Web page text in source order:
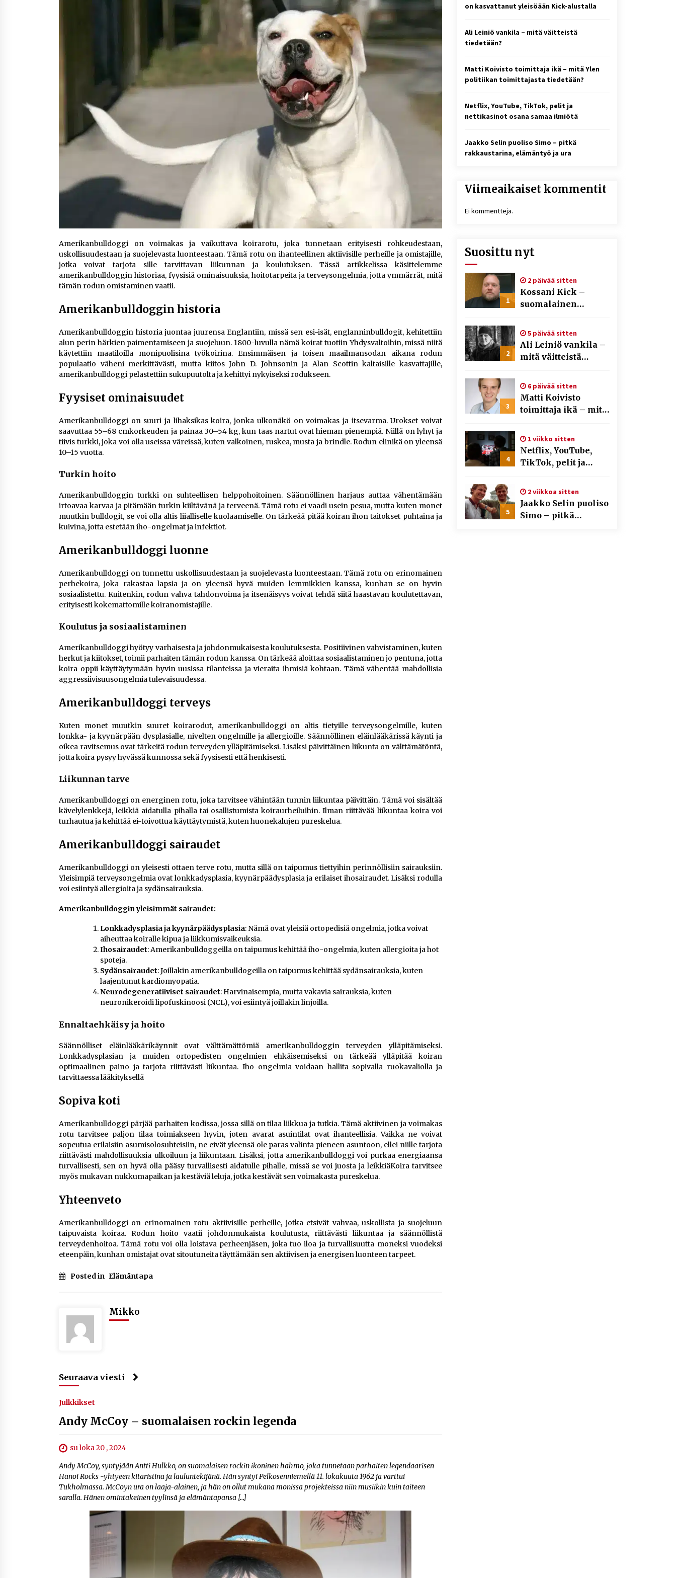
2 viikkoa sitten
Nina Rung – rikollisuuden tutkija ja
2 viikkoa sitten
Pia Töyli – tapaus, joka jäi osaksi
Suomen rikoshistoriaa
3 viikkoa sitten
mobiilipelialustojen kehitys –
Uutisankkuri Jan Andersson vaimo
4 viikkoa sitten
Pamela Anderson ikä, ura ja elämä
4 viikkoa sitten
10 euron talletuskasinot ja
pikamaksut: mitä suomalaisten
Amerikanbulldoggi on voimakas ja vaikuttava koirarotu, joka tunnetaan erityisesti rohkeudestaan,
uskollisuudestaan ja suojelevasta luonteestaan. Tämä rotu on ihanteellinen aktiivisille perheille ja omistajille,
jotka voivat tarjota sille tarvittavan liikunnan ja koulutuksen. Tässä artikkelissa käsittelemme
amerikanbulldoggin historiaa, fyysisiä ominaisuuksia, hoitotarpeita ja terveysongelmia, jotta ymmärrät, mitä
tämän rodun omistaminen vaatii.
Amerikanbulldoggin historia
Amerikanbulldoggin historia juontaa juurensa Englantiin, missä sen esi-isät, englanninbulldogit, kehitettiin
alun perin härkien paimentamiseen ja suojeluun. 1800-luvulla nämä koirat tuotiin Yhdysvaltoihin, missä niitä
käytettiin maatiloilla monipuolisina työkoirina. Ensimmäisen ja toisen maailmansodan aikana rodun
populaatio väheni merkittävästi, mutta kiitos John D. Johnsonin ja Alan Scottin kaltaisille kasvattajille,
amerikanbulldoggi pelastettiin sukupuutolta ja kehittyi nykyiseksi rodukseen​.
Fyysiset ominaisuudet
Amerikanbulldoggi on suuri ja lihaksikas koira, jonka ulkonäkö on voimakas ja itsevarma. Urokset voivat
saavuttaa 55–68 cmkorkeuden ja painaa 30–54 kg, kun taas nartut ovat hieman pienempiä. Niillä on lyhyt ja
tiivis turkki, joka voi olla useissa väreissä, kuten valkoinen, ruskea, musta ja brindle. Rodun elinikä on yleensä
10–15 vuotta​.
Turkin hoito
Amerikanbulldoggin turkki on suhteellisen helppohoitoinen. Säännöllinen harjaus auttaa vähentämään
irtoavaa karvaa ja pitämään turkin kiiltävänä ja terveenä. Tämä rotu ei vaadi usein pesua, mutta kuten monet
muutkin bulldogit, se voi olla altis liialliselle kuolaamiselle. On tärkeää pitää koiran ihon taitokset puhtaina ja
kuivina, jotta estetään iho-ongelmat ja infektiot​.
Amerikanbulldoggi luonne
Amerikanbulldoggi on tunnettu uskollisuudestaan ja suojelevasta luonteestaan. Tämä rotu on erinomainen
perhekoira, joka rakastaa lapsia ja on yleensä hyvä muiden lemmikkien kanssa, kunhan se on hyvin
sosiaalistettu. Kuitenkin, rodun vahva tahdonvoima ja itsenäisyys voivat tehdä siitä haastavan koulutettavan,
erityisesti kokemattomille koiranomistajille​.
Koulutus ja sosiaalistaminen
Amerikanbulldoggi hyötyy varhaisesta ja johdonmukaisesta koulutuksesta. Positiivinen vahvistaminen, kuten
herkut ja kiitokset, toimii parhaiten tämän rodun kanssa. On tärkeää aloittaa sosiaalistaminen jo pentuna, jotta
koira oppii käyttäytymään hyvin uusissa tilanteissa ja vieraita ihmisiä kohtaan. Tämä vähentää mahdollisia
aggressiivisuusongelmia tulevaisuudessa​.
Amerikanbulldoggi terveys
Kuten monet muutkin suuret koirarodut, amerikanbulldoggi on altis tietyille terveysongelmille, kuten
lonkka- ja kyynärpään dysplasialle, nivelten ongelmille ja allergioille. Säännöllinen eläinlääkärissä käynti ja
oikea ravitsemus ovat tärkeitä rodun terveyden ylläpitämiseksi. Lisäksi päivittäinen liikunta on välttämätöntä,
jotta koira pysyy hyvässä kunnossa sekä fyysisesti että henkisesti​.
Liikunnan tarve
Amerikanbulldoggi on energinen rotu, joka tarvitsee vähintään tunnin liikuntaa päivittäin. Tämä voi sisältää
kävelylenkkejä, leikkiä aidatulla pihalla tai osallistumista koiraurheiluihin. Ilman riittävää liikuntaa koira voi
turhautua ja kehittää ei-toivottua käyttäytymistä, kuten huonekalujen pureskelua​.
Amerikanbulldoggi sairaudet
Amerikanbulldoggi on yleisesti ottaen terve rotu, mutta sillä on taipumus tiettyihin perinnöllisiin sairauksiin.
Yleisimpiä terveysongelmia ovat lonkkadysplasia, kyynärpäädysplasia ja erilaiset ihosairaudet. Lisäksi rodulla
voi esiintyä allergioita ja sydänsairauksia​.
Amerikanbulldoggin yleisimmät sairaudet:
Lonkkadysplasia ja kyynärpäädysplasia: Nämä ovat yleisiä ortopedisiä ongelmia, jotka voivat
aiheuttaa koiralle kipua ja liikkumisvaikeuksia.
Ihosairaudet: Amerikanbulldoggeilla on taipumus kehittää iho-ongelmia, kuten allergioita ja hot
spoteja.
Sydänsairaudet: Joillakin amerikanbulldogeilla on taipumus kehittää sydänsairauksia, kuten
laajentunut kardiomyopatia.
Neurodegeneratiiviset sairaudet: Harvinaisempia, mutta vakavia sairauksia, kuten
neuronikeroidi lipofuskinoosi (NCL), voi esiintyä joillakin linjoilla.
Ennaltaehkäisy ja hoito
Säännölliset eläinlääkärikäynnit ovat välttämättömiä amerikanbulldoggin terveyden ylläpitämiseksi.
Lonkkadysplasian ja muiden ortopedisten ongelmien ehkäisemiseksi on tärkeää ylläpitää koiran
optimaalinen paino ja tarjota riittävästi liikuntaa. Iho-ongelmia voidaan hallita sopivalla ruokavaliolla ja
tarvittaessa lääkityksellä
Sopiva koti
Amerikanbulldoggi pärjää parhaiten kodissa, jossa sillä on tilaa liikkua ja tutkia. Tämä aktiivinen ja voimakas
rotu tarvitsee paljon tilaa toimiakseen hyvin, joten avarat asuintilat ovat ihanteellisia. Vaikka ne voivat
sopeutua erilaisiin asumisolosuhteisiin, ne eivät yleensä ole paras valinta pieneen asuntoon, ellei niille tarjota
riittävästi mahdollisuuksia ulkoiluun ja liikuntaan. Lisäksi, jotta amerikanbulldoggi voi purkaa energiaansa
turvallisesti, sen on hyvä olla pääsy turvallisesti aidatulle pihalle, missä se voi juosta ja leikkiäKoira tarvitsee
myös mukavan nukkumapaikan ja kestäviä leluja, jotka kestävät sen voimakasta pureskelua.
Yhteenveto
Amerikanbulldoggi on erinomainen rotu aktiivisille perheille, jotka etsivät vahvaa, uskollista ja suojeluun
taipuvaista koiraa. Rodun hoito vaatii johdonmukaista koulutusta, riittävästi liikuntaa ja säännöllistä
terveydenhoitoa. Tämä rotu voi olla loistava perheenjäsen, joka tuo iloa ja turvallisuutta moneksi vuodeksi
eteenpäin, kunhan omistajat ovat sitoutuneita täyttämään sen aktiivisen ja energisen luonteen tarpeet.
Posted in Elämäntapa
Mikko
Seuraava viesti
Julkkikset
Andy McCoy – suomalaisen rockin legenda
su loka 20 , 2024
Andy McCoy, syntyjään Antti Hulkko, on suomalaisen rockin ikoninen hahmo, joka tunnetaan parhaiten legendaarisen
Hanoi Rocks -yhtyeen kitaristina ja lauluntekijänä. Hän syntyi Pelkosenniemellä 11. lokakuuta 1962 ja varttui
Tukholmassa. McCoyn ura on laaja-alainen, ja hän on ollut mukana monissa projekteissa niin musiikin kuin taiteen
saralla. Hänen omintakeinen tyylinsä ja elämäntapansa […]
on kasvattanut yleisöään Kick-alustalla
Ali Leiniö vankila – mitä väitteistä
tiedetään?
Matti Koivisto toimittaja ikä – mitä Ylen
politiikan toimittajasta tiedetään?
Netflix, YouTube, TikTok, pelit ja
nettikasinot osana samaa ilmiötä
Jaakko Selin puoliso Simo – pitkä
rakkaustarina, elämäntyö ja ura
Viimeaikaiset kommentit
Ei kommentteja.
Suosittu nyt
1
2 päivää sitten
Kossani Kick –
suomalainen
kasvattanut
yleisöään Kick-
alustalla
2
5 päivää sitten
Ali Leiniö vankila –
mitä väitteistä
3
6 päivää sitten
Matti Koivisto
toimittaja ikä – mitä
toimittajasta
tiedetään?
4
1 viikko sitten
Netflix, YouTube,
TikTok, pelit ja
samaa ilmiötä
5
2 viikkoa sitten
Jaakko Selin puoliso
Simo – pitkä